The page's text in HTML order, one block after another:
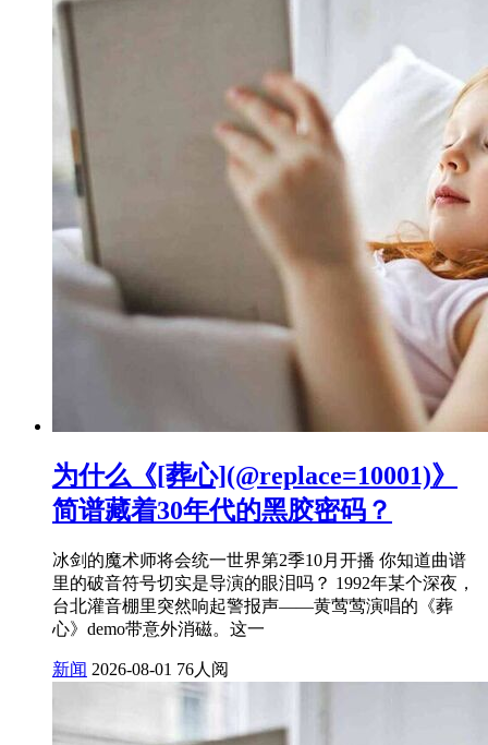
为什么《[葬心](@replace=10001)》
简谱藏着30年代的黑胶密码？
冰剑的魔术师将会统一世界第2季10月开播 你知道曲谱
里的破音符号切实是导演的眼泪吗？ 1992年某个深夜，
台北灌音棚里突然响起警报声——黄莺莺演唱的《葬
心》demo带意外消磁。这一
新闻 2026-08-01 76人阅